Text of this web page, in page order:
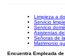
Limpieza a
Servicio
Servicio
Asistentas
Señoras de
Matrimonio
Encuentra Empleada